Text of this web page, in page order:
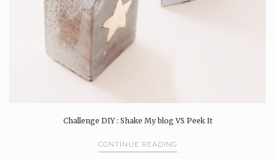
Challenge DIY : Shake My blog VS Peek It
CONTINUE READING